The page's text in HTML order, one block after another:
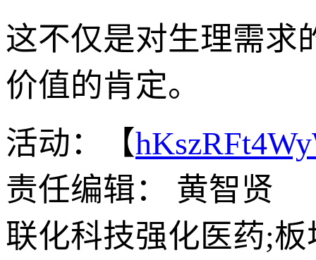
这不仅是对生理需求
价值的肯定。
活动：【
责任编辑： 黄智贤
联化科技强化医药;